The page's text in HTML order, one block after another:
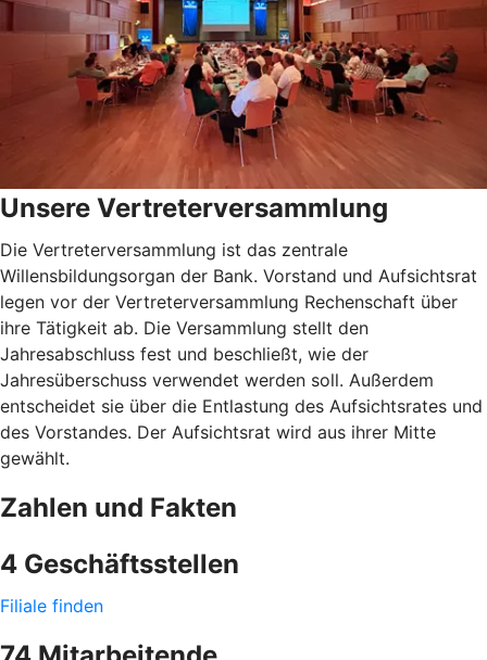
Unsere Vertreterversammlung
Die Vertreterversammlung ist das zentrale
Willensbildungsorgan der Bank. Vorstand und Aufsichtsrat
legen vor der Vertreterversammlung Rechenschaft über
ihre Tätigkeit ab. Die Versammlung stellt den
Jahresabschluss fest und beschließt, wie der
Jahresüberschuss verwendet werden soll. Außerdem
entscheidet sie über die Entlastung des Aufsichtsrates und
des Vorstandes. Der Aufsichtsrat wird aus ihrer Mitte
gewählt.
Zahlen und Fakten
4 Geschäftsstellen
Filiale finden